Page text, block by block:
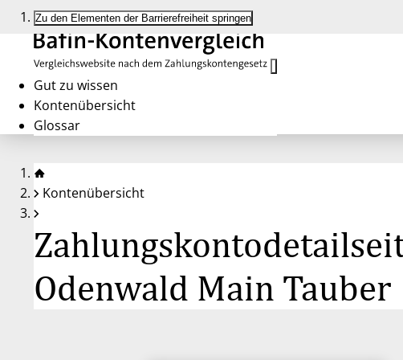
Zu den Elementen der Barrierefreiheit springen
Gut zu wissen
Kontenübersicht
Glossar
Kontenübersicht
Odenwald Main Tauber